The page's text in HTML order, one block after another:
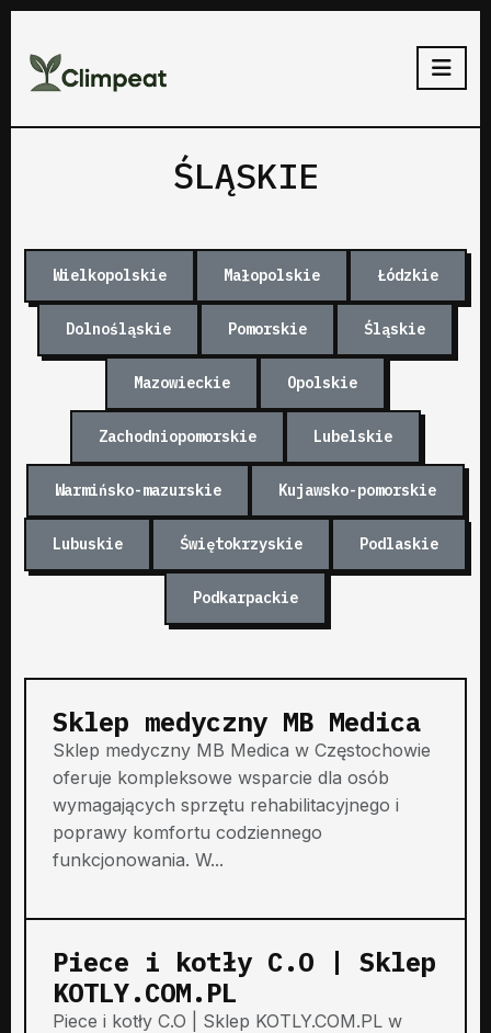
ŚLĄSKIE
Wielkopolskie Małopolskie Łódzkie
Dolnośląskie Pomorskie Śląskie
Mazowieckie Opolskie
Zachodniopomorskie Lubelskie
Warmińsko-mazurskie Kujawsko-pomorskie
Lubuskie Świętokrzyskie Podlaskie
Podkarpackie
Sklep medyczny MB Medica
Sklep medyczny MB Medica w Częstochowie
oferuje kompleksowe wsparcie dla osób
wymagających sprzętu rehabilitacyjnego i
poprawy komfortu codziennego
funkcjonowania. W...
Piece i kotły C.O | Sklep
KOTLY.COM.PL
Piece i kotły C.O | Sklep KOTLY.COM.PL w